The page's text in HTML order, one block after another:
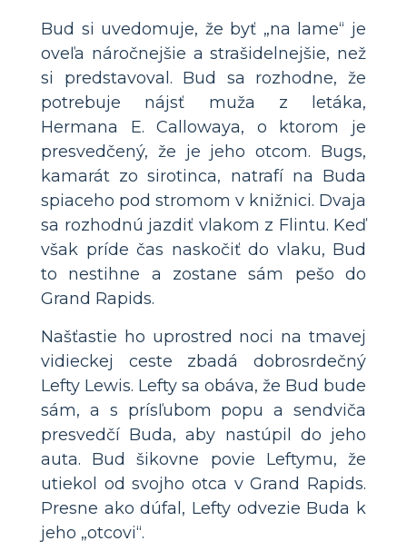
Bud si uvedomuje, že byť „na lame“ je
oveľa náročnejšie a strašidelnejšie, než
si predstavoval. Bud sa rozhodne, že
potrebuje nájsť muža z letáka,
Hermana E. Callowaya, o ktorom je
presvedčený, že je jeho otcom. Bugs,
kamarát zo sirotinca, natrafí na Buda
spiaceho pod stromom v knižnici. Dvaja
sa rozhodnú jazdiť vlakom z Flintu. Keď
však príde čas naskočiť do vlaku, Bud
to nestihne a zostane sám pešo do
Grand Rapids.
Našťastie ho uprostred noci na tmavej
vidieckej ceste zbadá dobrosrdečný
Lefty Lewis. Lefty sa obáva, že Bud bude
sám, a s prísľubom popu a sendviča
presvedčí Buda, aby nastúpil do jeho
auta. Bud šikovne povie Leftymu, že
utiekol od svojho otca v Grand Rapids.
Presne ako dúfal, Lefty odvezie Buda k
jeho „otcovi“.